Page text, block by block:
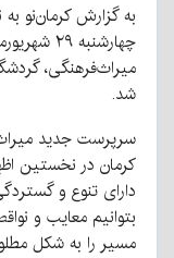
به گزارش کرمان‌نو
میراث‌فرهنگی،
شد.
سرپرست جدید
کرمان در نخستین
دارای تنوع و
بتوانیم معایب و
مسیر را به شکل